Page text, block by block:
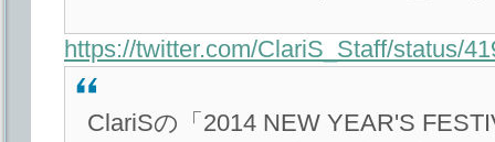
https://twitter.com/ClariS_Staff/status/
ClariSの「2014 NEW YEAR'S